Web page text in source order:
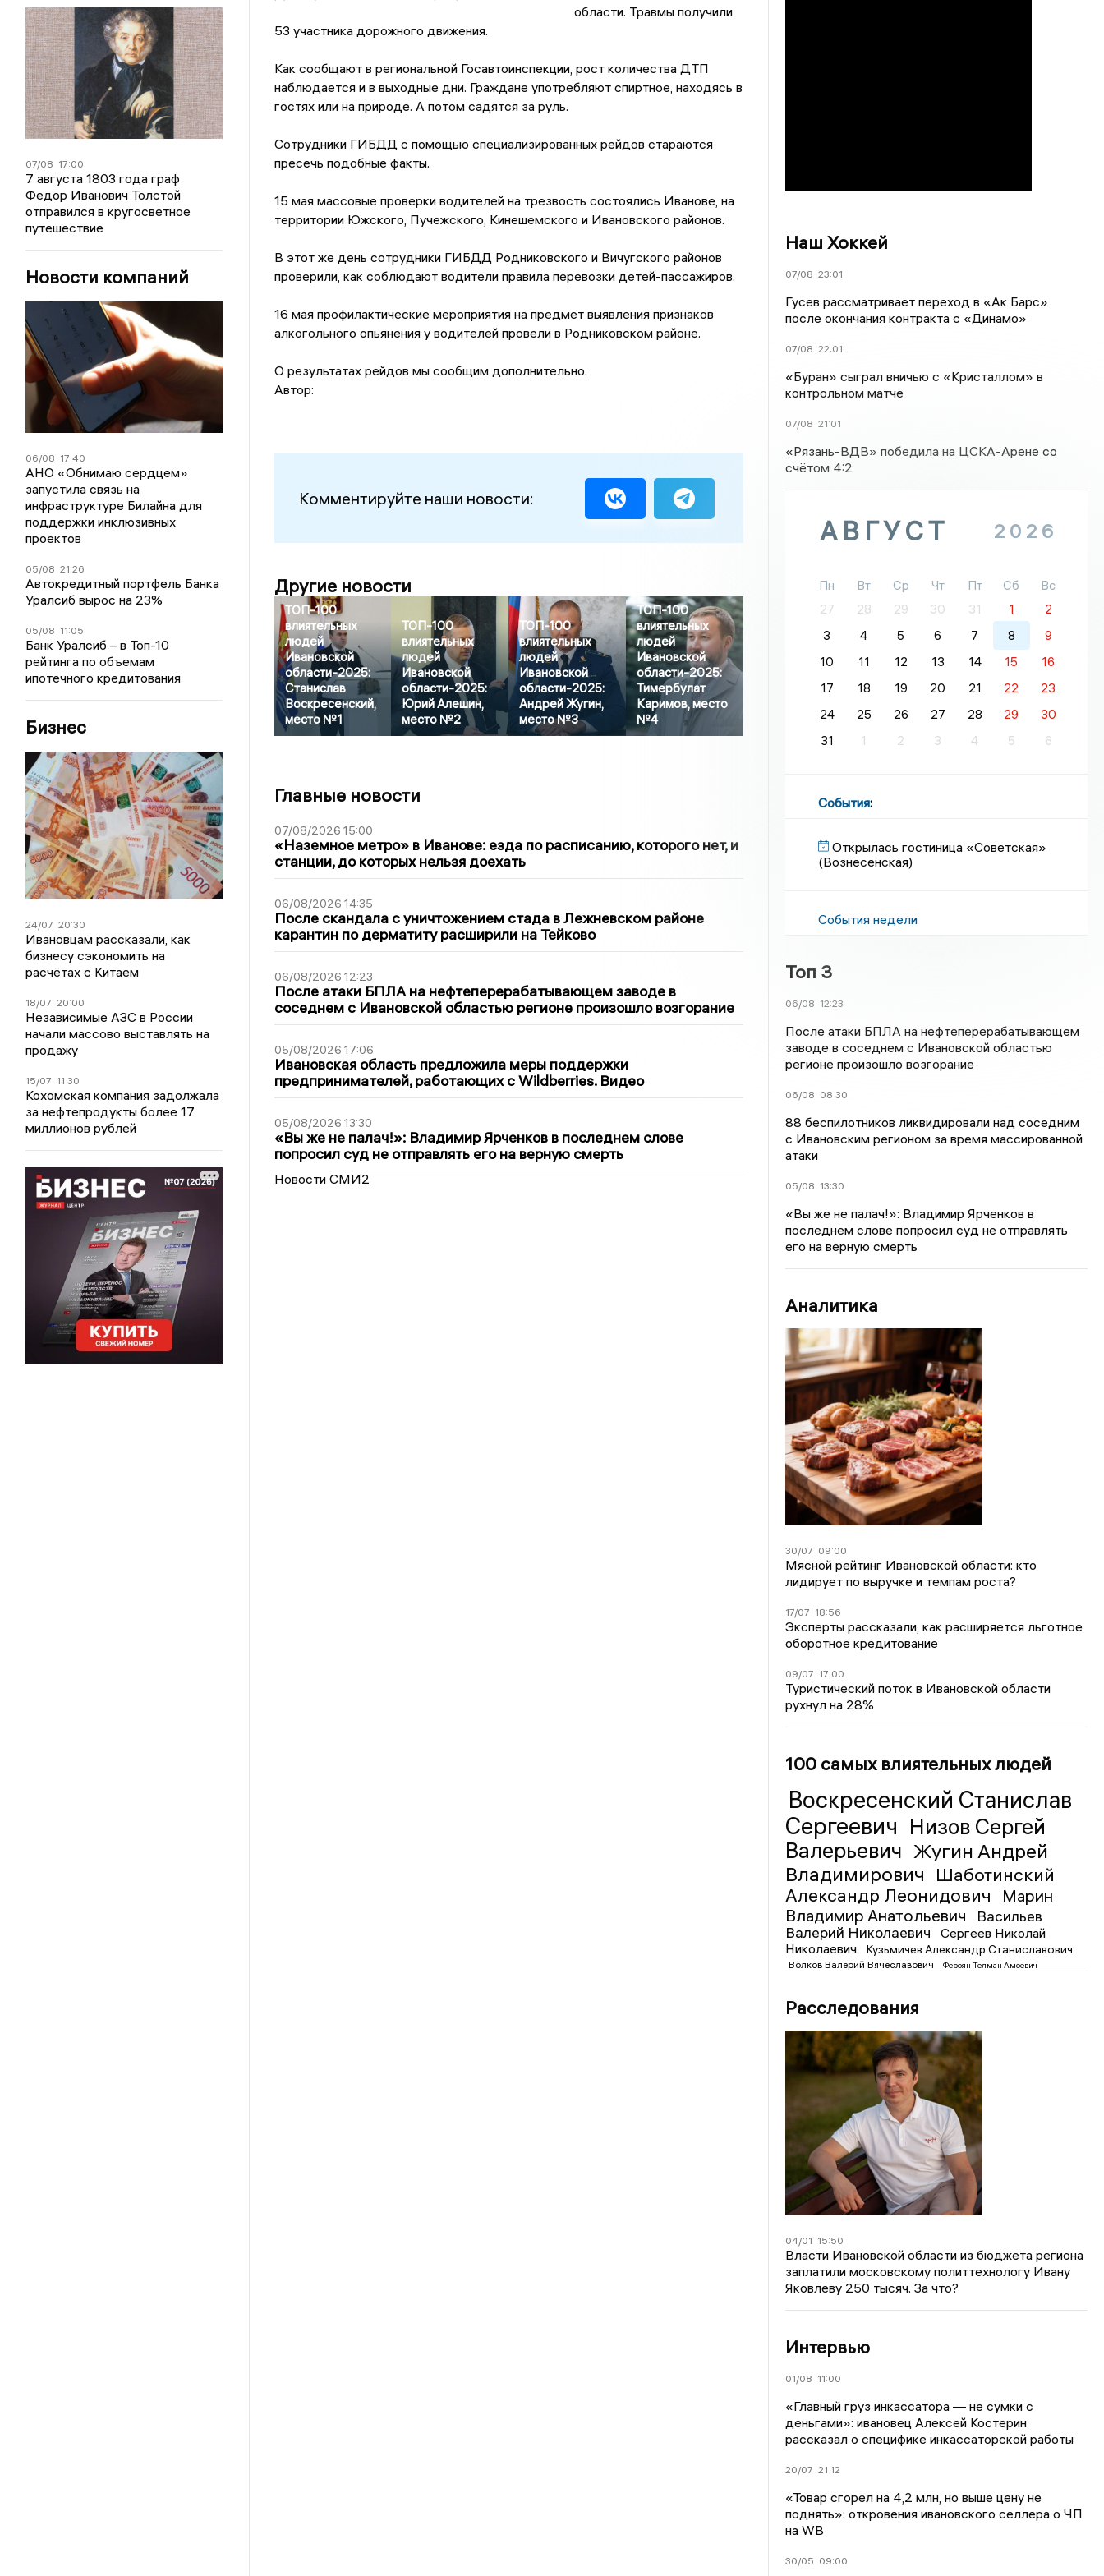
07/08 17:00
7 августа 1803 года граф
Федор Иванович Толстой
отправился в кругосветное
путешествие
Новости компаний
06/08 17:40
АНО «Обнимаю сердцем»
запустила связь на
инфраструктуре Билайна для
поддержки инклюзивных
проектов
05/08 21:26
Автокредитный портфель Банка
Уралсиб вырос на 23%
05/08 11:05
Банк Уралсиб – в Топ-10
рейтинга по объемам
ипотечного кредитования
Бизнес
24/07 20:30
Ивановцам рассказали, как
бизнесу сэкономить на
расчётах с Китаем
18/07 20:00
Независимые АЗС в России
начали массово выставлять на
продажу
15/07 11:30
Кохомская компания задолжала
за нефтепродукты более 17
миллионов рублей
области. Травмы получили
53 участника дорожного движения.
Как сообщают в региональной Госавтоинспекции, рост количества ДТП
наблюдается и в выходные дни. Граждане употребляют спиртное, находясь в
гостях или на природе. А потом садятся за руль.
Сотрудники ГИБДД с помощью специализированных рейдов стараются
пресечь подобные факты.
15 мая массовые проверки водителей на трезвость состоялись Иванове, на
территории Южского, Пучежского, Кинешемского и Ивановского районов.
В этот же день сотрудники ГИБДД Родниковского и Вичугского районов
проверили, как соблюдают водители правила перевозки детей-пассажиров.
16 мая профилактические мероприятия на предмет выявления признаков
алкогольного опьянения у водителей провели в Родниковском районе.
О результатах рейдов мы сообщим дополнительно.
Автор:
Комментируйте наши новости:
Другие новости
ТОП-100
влиятельных
людей
Ивановской
области-2025:
Станислав
Воскресенский,
место №1
ТОП-100
влиятельных
людей
Ивановской
области-2025:
Юрий Алешин,
место №2
ТОП-100
влиятельных
людей
Ивановской
области-2025:
Андрей Жугин,
место №3
ТОП-100
влиятельных
людей
Ивановской
области-2025:
Тимербулат
Каримов, место
№4
Главные новости
07/08/2026 15:00
«Наземное метро» в Иванове: езда по расписанию, которого нет, и
станции, до которых нельзя доехать
06/08/2026 14:35
После скандала с уничтожением стада в Лежневском районе
карантин по дерматиту расширили на Тейково
06/08/2026 12:23
После атаки БПЛА на нефтеперерабатывающем заводе в
соседнем с Ивановской областью регионе произошло возгорание
05/08/2026 17:06
Ивановская область предложила меры поддержки
предпринимателей, работающих с Wildberries. Видео
05/08/2026 13:30
«Вы же не палач!»: Владимир Ярченков в последнем слове
попросил суд не отправлять его на верную смерть
Новости СМИ2
Наш Хоккей
07/08 23:01
Гусев рассматривает переход в «Ак Барс»
после окончания контракта с «Динамо»
07/08 22:01
«Буран» сыграл вничью с «Кристаллом» в
контрольном матче
07/08 21:01
«Рязань-ВДВ» победила на ЦСКА-Арене со
счётом 4:2
АВГУСТ 2026
Пн Вт Ср Чт Пт Сб
Вс
27
28 29 30 31 1
2
3
4 5 6 7 8
9
10
11 12 13 14 15
16
17
18 19 20 21 22
23
24
25 26 27 28 29
30
31
1 2 3 4 5 6
События:
Открылась гостиница «Советская»
(Вознесенская)
События недели
Топ 3
06/08 12:23
После атаки БПЛА на нефтеперерабатывающем
заводе в соседнем с Ивановской областью
регионе произошло возгорание
06/08 08:30
88 беспилотников ликвидировали над соседним
с Ивановским регионом за время массированной
атаки
05/08 13:30
«Вы же не палач!»: Владимир Ярченков в
последнем слове попросил суд не отправлять
его на верную смерть
Аналитика
30/07 09:00
Мясной рейтинг Ивановской области: кто
лидирует по выручке и темпам роста?
17/07 18:56
Эксперты рассказали, как расширяется льготное
оборотное кредитование
09/07 17:00
Туристический поток в Ивановской области
рухнул на 28%
100 самых влиятельных людей
Воскресенский Станислав
Сергеевич Низов Сергей
Валерьевич Жугин Андрей
Владимирович
Шаботинский
Александр Леонидович
Марин
Владимир Анатольевич
Васильев
Валерий Николаевич
Сергеев Николай
Николаевич
Кузьмичев Александр Станиславович
Волков Валерий Вячеславович Фероян Телман Амоевич
Расследования
04/01 15:50
Власти Ивановской области из бюджета региона
заплатили московскому политтехнологу Ивану
Яковлеву 250 тысяч. За что?
Интервью
01/08 11:00
«Главный груз инкассатора — не сумки с
деньгами»: ивановец Алексей Костерин
рассказал о специфике инкассаторской работы
20/07 21:12
«Товар сгорел на 4,2 млн, но выше цену не
поднять»: откровения ивановского селлера о ЧП
на WB
30/05 09:00